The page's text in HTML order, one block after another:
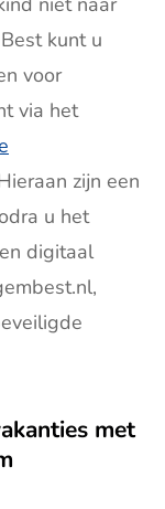
kunt u
voor
via het
zijn een
u het
digitaal
naar een
met